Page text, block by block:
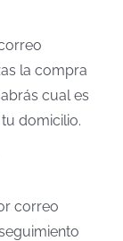
la compra
cual es
domicilio.
correo